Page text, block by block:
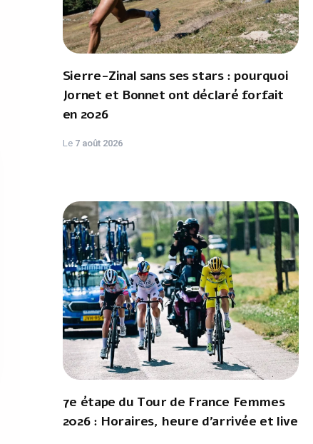
Sierre-Zinal sans ses stars : pourquoi
Jornet et Bonnet ont déclaré forfait
en 2026
Le 7 août 2026
7e étape du Tour de France Femmes
2026 : Horaires, heure d'arrivée et live